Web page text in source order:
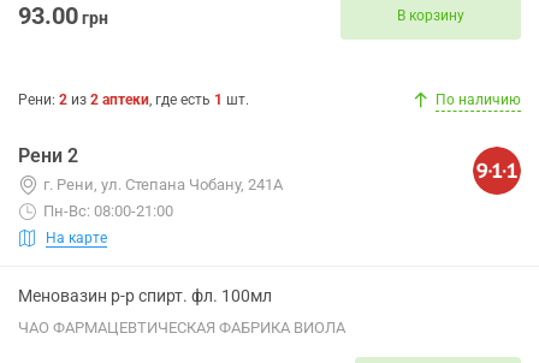
93.00грн В корзину
Рени: 2 из 2 аптеки, где есть 1 шт. По наличию
Рени 2
г. Рени, ул. Степана Чобану, 241А
Пн-Вс: 08:00-21:00
На карте
Меновазин р-р спирт. фл. 100мл
ЧАО ФАРМАЦЕВТИЧЕСКАЯ ФАБРИКА ВИОЛА